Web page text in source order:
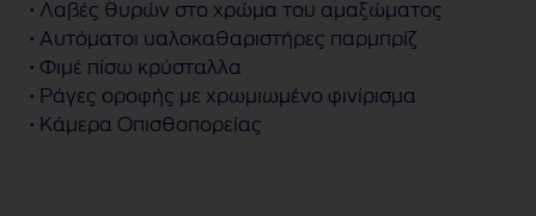
• Λαβές θυρών στο χρώμα του αμαξώματος
• Αυτόματοι υαλοκαθαριστήρες παρμπρίζ
• Φιμέ πίσω κρύσταλλα
• Ράγες οροφής με χρωμιωμένο φινίρισμα
• Κάμερα Οπισθοπορείας